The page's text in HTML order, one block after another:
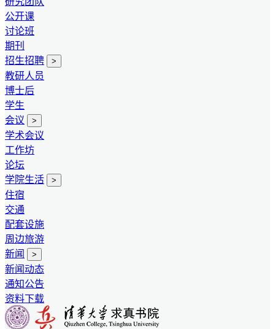
公开课
讨论班
期刊
招生招聘
>
教研人员
博士后
学生
会议
>
学术会议
工作坊
论坛
学院生活
>
住宿
交通
配套设施
周边旅游
新闻
>
新闻动态
通知公告
资料下载